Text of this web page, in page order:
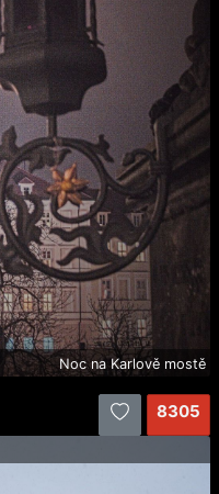
Noc na Karlově mostě
8305